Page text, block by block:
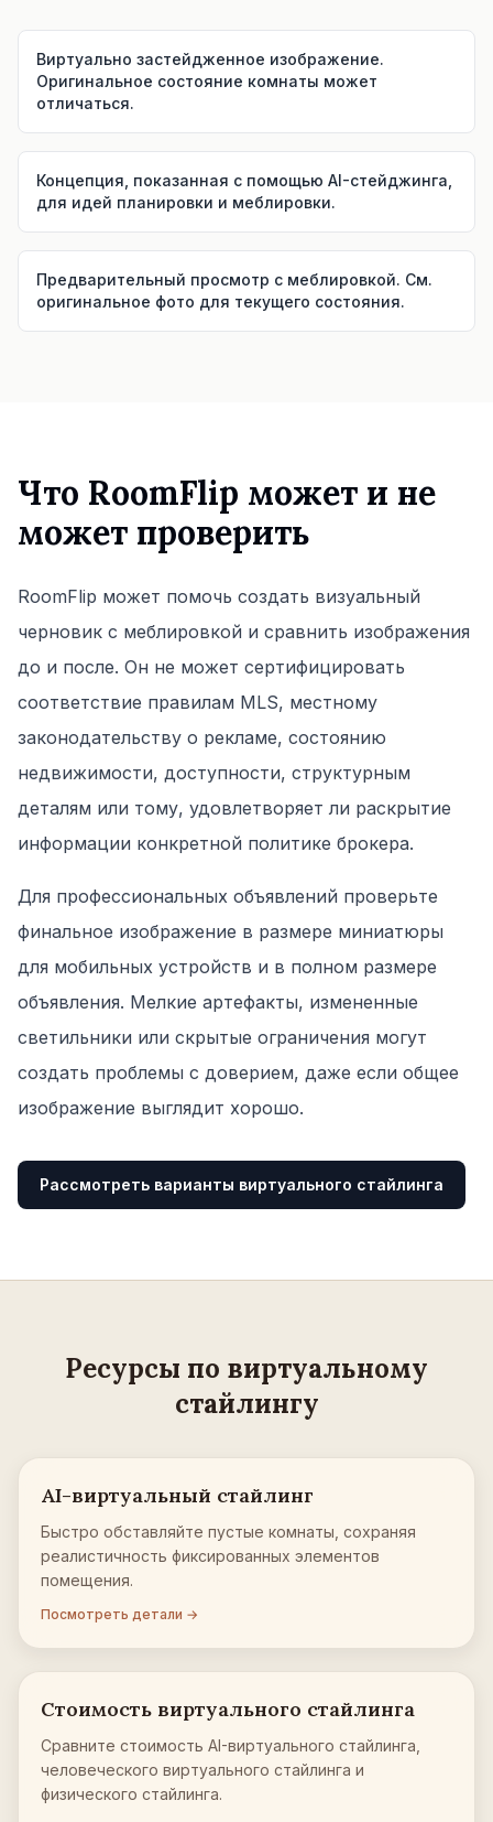
Виртуально застейдженное изображение.
Оригинальное состояние комнаты может
отличаться.
Концепция, показанная с помощью AI-стейджинга,
для идей планировки и меблировки.
Предварительный просмотр с меблировкой. См.
оригинальное фото для текущего состояния.
Что RoomFlip может и не
может проверить
RoomFlip может помочь создать визуальный
черновик с меблировкой и сравнить изображения
до и после. Он не может сертифицировать
соответствие правилам MLS, местному
законодательству о рекламе, состоянию
недвижимости, доступности, структурным
деталям или тому, удовлетворяет ли раскрытие
информации конкретной политике брокера.
Для профессиональных объявлений проверьте
финальное изображение в размере миниатюры
для мобильных устройств и в полном размере
объявления. Мелкие артефакты, измененные
светильники или скрытые ограничения могут
создать проблемы с доверием, даже если общее
изображение выглядит хорошо.
Рассмотреть варианты виртуального стайлинга
Ресурсы по виртуальному
стайлингу
AI-виртуальный стайлинг
Быстро обставляйте пустые комнаты, сохраняя
реалистичность фиксированных элементов
помещения.
Посмотреть детали →
Стоимость виртуального стайлинга
Сравните стоимость AI-виртуального стайлинга,
человеческого виртуального стайлинга и
физического стайлинга.